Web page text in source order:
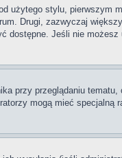
stylu, pierwszym
Drugi, zazwyczaj
dostępne. Jeśli nie
przy przeglądaniu
mogą mieć